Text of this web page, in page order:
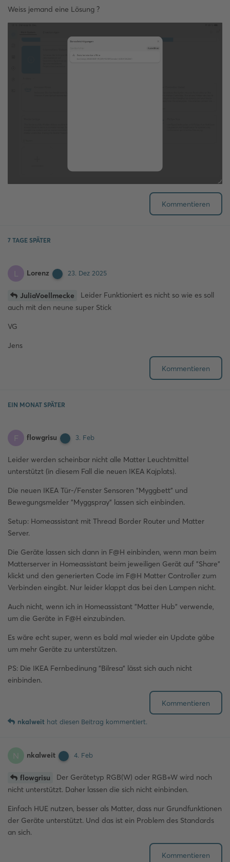
Weiss jemand eine Lösung ?
Kommentieren
7 TAGE SPÄTER
L Lorenz 23. Dez 2025
JuliaVoellmecke
Leider Funktioniert es nicht so wie es soll
auch mit den neune super Stick
VG
Jens
Kommentieren
EIN MONAT SPÄTER
F flowgrisu 3. Feb
Leider werden scheinbar nicht alle Matter Leuchtmittel
unterstützt (in diesem Fall die neuen IKEA Kajplats).
Die neuen IKEA Tür-/Fenster Sensoren "Myggbett" und
Bewegungsmelder "Myggspray" lassen sich einbinden.
Setup: Homeassistant mit Thread Border Router und Matter
Server.
Die Geräte lassen sich dann in F@H einbinden, wenn man beim
Matterserver in Homeassistant beim jeweiligen Gerät auf "Share"
klickt und den generierten Code im F@H Matter Controller zum
Verbinden eingibt. Nur leider klappt das bei den Lampen nicht.
Auch nicht, wenn ich in Homeassistant "Matter Hub" verwende,
um die Geräte in F@H einzubinden.
Es wäre echt super, wenn es bald mal wieder ein Update gäbe
um mehr Geräte zu unterstützen.
PS: Die IKEA Fernbedinung "Bilresa" lässt sich auch nicht
einbinden.
Kommentieren
nkalweit hat diesen Beitrag kommentiert.
N nkalweit 4. Feb
flowgrisu
Der Gerätetyp RGB(W) oder RGB+W wird noch
nicht unterstützt. Daher lassen die sich nicht einbinden.
Einfach HUE nutzen, besser als Matter, dass nur Grundfunktionen
der Geräte unterstützt. Und das ist ein Problem des Standards
an sich.
Kommentieren